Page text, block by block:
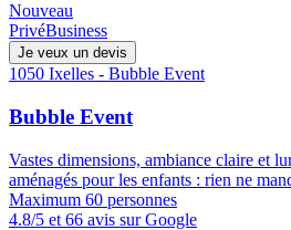
Nouveau
PrivéBusiness
Je veux un devis
1050 Ixelles - Bubble Event
Bubble Event
Vastes dimensions, ambiance claire et
aménagés pour les enfants : rien ne
Maximum 60 personnes
4.8/5 et 66 avis sur Google